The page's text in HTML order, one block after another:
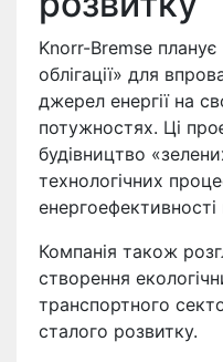
Knorr-Bremse
облігації» для
джерел енергії на
потужностях. Ці
будівництво
технологічних
Компанія також
створення
транспортного
сталого розвитку.